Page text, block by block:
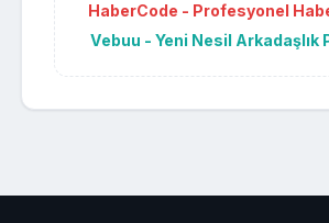
HaberCode - Profesyonel
Vebuu - Yeni Nesil Arkadaşlık